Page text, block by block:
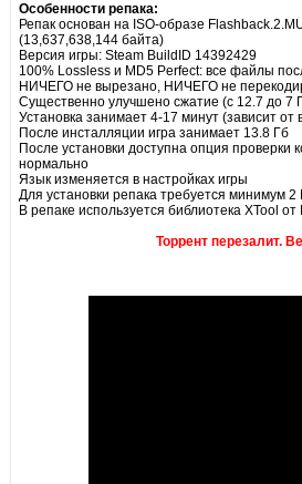
Особенности репака:
Репак основан на ISO-образе
(13,637,638,144 байта)
Версия игры: Steam BuildID 14392429
100% Lossless и MD5 Perfect: все файлы
НИЧЕГО не вырезано, НИЧЕГО не
Существенно улучшено сжатие (с 12.7 до 7
Установка занимает 4-17 минут (зависит
После инсталляции игра занимает 13.8 Гб
После установки доступна опция проверки
нормально
Язык изменяется в настройках игры
Для установки репака требуется минимум
В репаке используется библиотека XTool от
Торрент перезалит.